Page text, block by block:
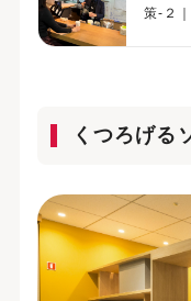
策-２
くつろげる